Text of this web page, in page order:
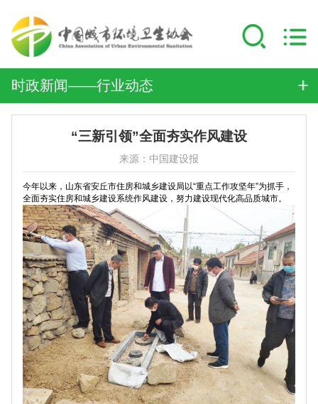
时政新闻——行业动态
“三新引领”全面夯实作风建设
来源：中国建设报
今年以来，山东省安丘市住房和城乡建设局以“重点工作攻坚年”为抓手，
全面夯实住房和城乡建设系统作风建设，努力建设现代化高品质城市。